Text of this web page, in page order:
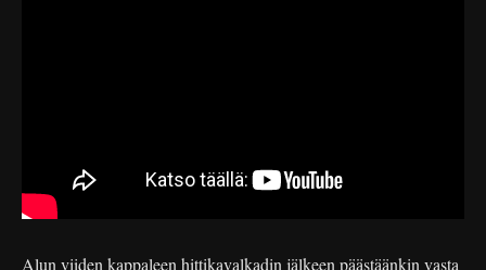
Alun viiden kappaleen hittikavalkadin jälkeen päästäänkin vasta